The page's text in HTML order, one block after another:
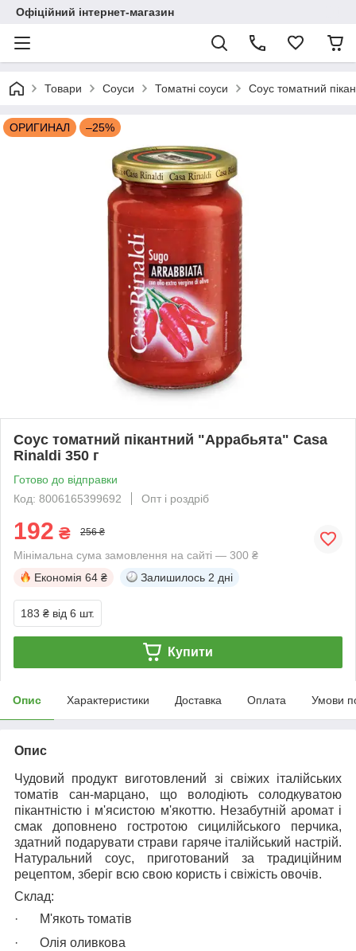
Офіційний інтернет-магазин
Товари Соуси Томатні соуси Соус томатний
ОРИГИНАЛ –25%
Соус томатний пікантний "Аррабьята" Casa
Rinaldi 350 г
Готово до відправки
Код: 8006165399692
Опт і роздріб
192 ₴ 256 ₴
Мінімальна сума замовлення на сайті — 300 ₴
Економія 64 ₴ Залишилось 2 дні
183 ₴ від 6 шт.
Купити
Опис Характеристики Доставка Оплата Умови
Опис
Чудовий продукт виготовлений зі свіжих італійських
томатів сан-марцано, що володіють солодкуватою
пікантністю і м'ясистою м'якоттю. Незабутній аромат і
смак доповнено гостротою сицилійського перчика,
здатний подарувати страви гаряче італійський настрій.
Натуральний соус, приготований за традиційним
рецептом, зберіг всю свою користь і свіжість овочів.
Склад:
·
М'якоть томатів
·
Олія оливкова